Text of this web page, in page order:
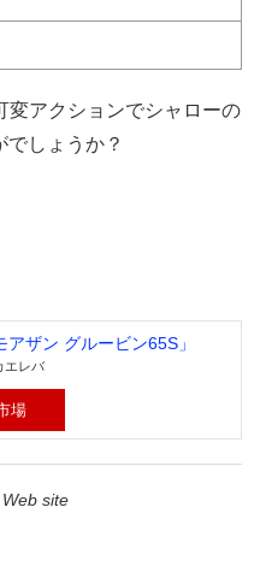
変アクションでシャローの
でしょうか？
アザン グルービン65S」
エレバ
場
site